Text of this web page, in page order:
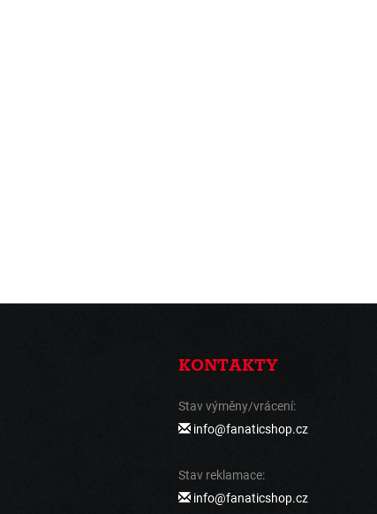
KONTAKTY
Stav výměny/vrácení:
info@fanaticshop.cz
Stav reklamace:
info@fanaticshop.cz